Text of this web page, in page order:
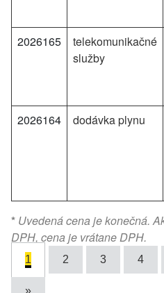
2026165
telekomunikačné
služby
2026164 dodávka plynu
* Uvedená cena je konečná.
DPH, cena je vrátane DPH.
1 2 3 4
»